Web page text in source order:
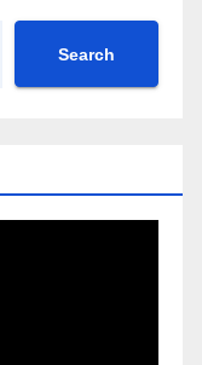
Search